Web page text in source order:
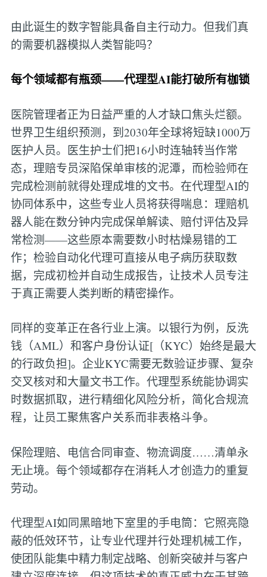
由此诞生的数字智能具备自主行动力。但我们真
的需要机器模拟人类智能吗？
每个领域都有瓶颈——代理型AI能打破所有枷锁
医院管理者正为日益严重的人才缺口焦头烂额。
世界卫生组织预测，到2030年全球将短缺1000万
医护人员。医生护士们把16小时连轴转当作常
态，理赔专员深陷保单审核的泥潭，而检验师在
完成检测前就得处理成堆的文书。在代理型AI的
协同体系中，这些专业人员将获得喘息：理赔机
器人能在数分钟内完成保单解读、赔付评估及异
常检测——这些原本需要数小时枯燥易错的工
作；检验自动化代理可直接从电子病历获取数
据，完成初检并自动生成报告，让技术人员专注
于真正需要人类判断的精密操作。
同样的变革正在各行业上演。以银行为例，反洗
钱（AML）和客户身份认证[（KYC）始终是最大
的行政负担]。企业KYC需要无数验证步骤、复杂
交叉核对和大量文书工作。代理型系统能协调实
时数据抓取，进行精细化风险分析，简化合规流
程，让员工聚焦客户关系而非表格斗争。
保险理赔、电信合同审查、物流调度……清单永
无止境。每个领域都存在消耗人才创造力的重复
劳动。
代理型AI如同黑暗地下室里的手电筒：它照亮隐
蔽的低效环节，让专业代理并行处理机械工作，
使团队能集中精力制定战略、创新突破并与客户